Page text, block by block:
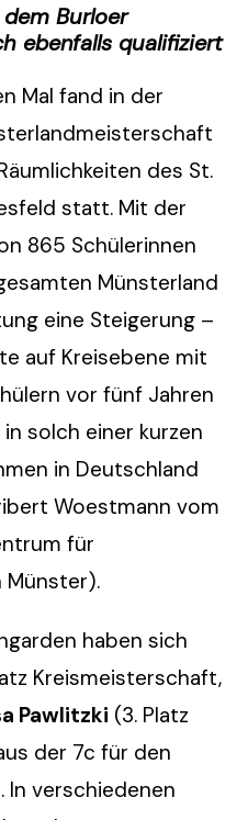
Burloer
ebenfalls qualifiziert
Mal fand in der
des St.
statt. Mit der
865 Schülerinnen
Münsterland
eine Steigerung –
auf Kreisebene mit
vor fünf Jahren
solch einer kurzen
in Deutschland
Woestmann vom
für
Münster).
haben sich
Kreismeisterschaft,
Pawlitzki (3. Platz
der 7c für den
verschiedenen